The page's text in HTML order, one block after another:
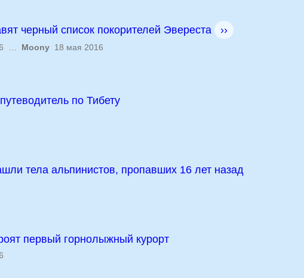
черный список покорителей Эвереста ››
… Moony 18 мая 2016
по Тибету
тела альпинистов, пропавших 16 лет назад
первый горнолыжный курорт